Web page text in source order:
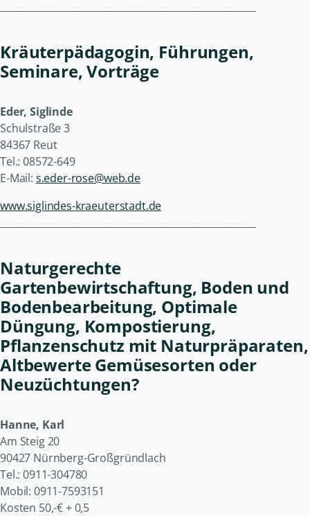
Kräuterpädagogin, Führungen,
Seminare, Vorträge
Eder, Siglinde
Schulstraße 3
84367 Reut
Tel.: 08572-649
E-Mail: s.eder-rose@web.de
www.siglindes-kraeuterstadt.de
Naturgerechte
Gartenbewirtschaftung, Boden und
Bodenbearbeitung, Optimale
Düngung, Kompostierung,
Pflanzenschutz mit Naturpräparaten,
Altbewerte Gemüsesorten oder
Neuzüchtungen?
Hanne, Karl
Am Steig 20
90427 Nürnberg-Großgründlach
Tel.: 0911-304780
Mobil: 0911-7593151
Kosten 50,-€ + 0,5